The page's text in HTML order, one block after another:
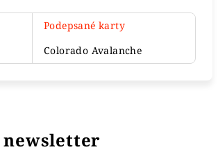
Podepsané karty
Colorado Avalanche